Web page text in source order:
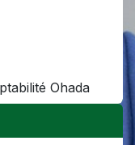
Ohada